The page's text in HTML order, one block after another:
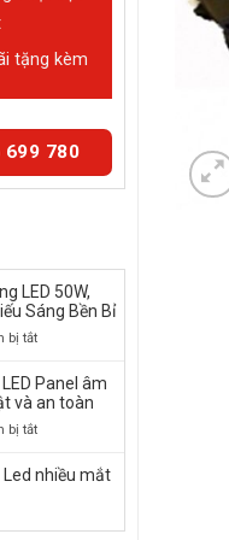
tặng kèm
699 780
LED 50W,
Sáng Bền Bỉ
bị tắtở
Giá
Đèn
LED
100W,
Panel âm
và an toàn
bị tắtở
lắp
LED
nhiều mắt